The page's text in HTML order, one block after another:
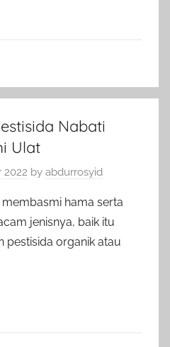
Nabati
Ulat
2022 by abdurrosyid
hama serta
jenisnya, baik itu
pestisida organik atau